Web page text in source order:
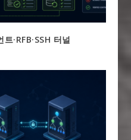
·RFB·SSH 터널